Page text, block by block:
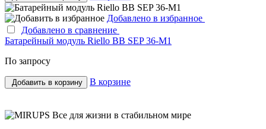
Добавлено в избранное
Добавлено в сравнение
Батарейный модуль Riello BB SEP 36-M1
По запросу
Добавить в корзину В корзине
Все для жизни в стабильном мире